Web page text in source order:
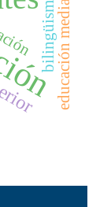
bilingüismo